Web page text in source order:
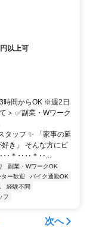
以上可
時間からOK ※週2日
＞ ✅副業・Wワーク
タッフ ✨ 「家事の延
き」 そんな方にピ
‥‥＊‥‥＊‥...
副業・WワークOK
ター歓迎
バイク通勤OK
経験不問
フ
次へ